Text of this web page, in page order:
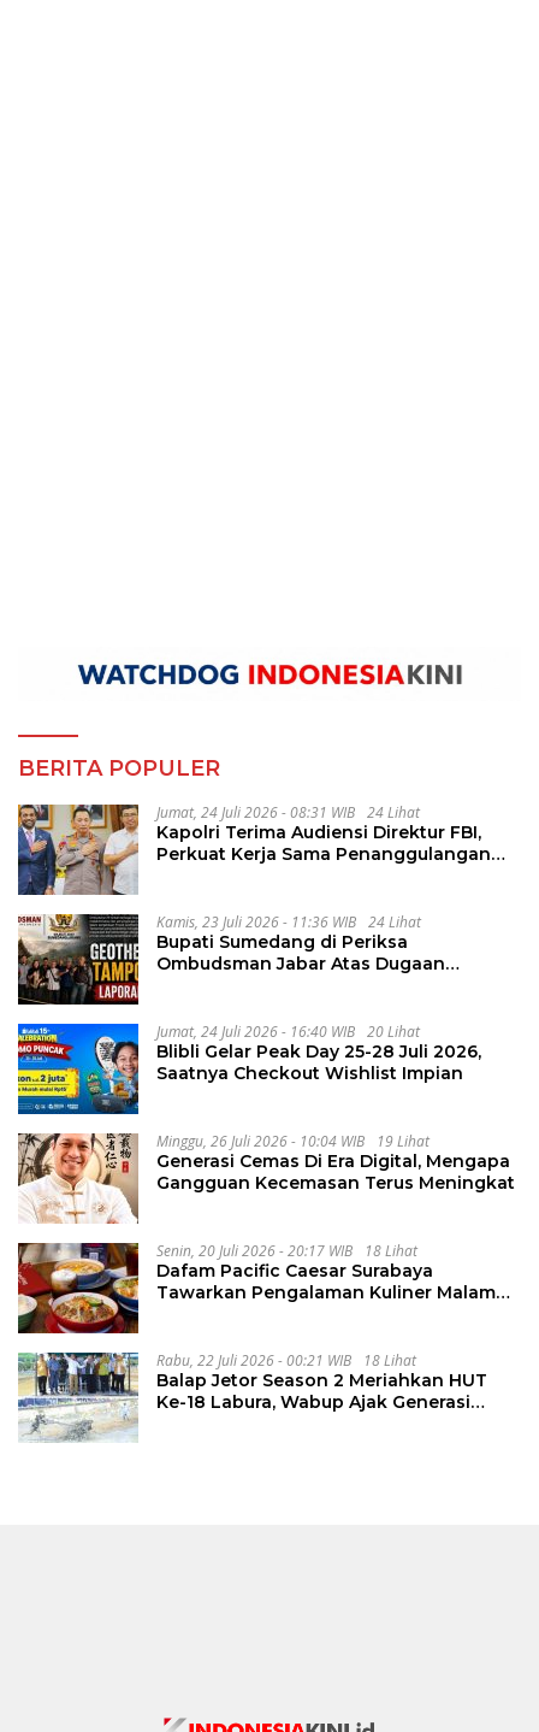
BERITA POPULER
Jumat, 24 Juli 2026 - 08:31 WIB 24 Lihat
Kapolri Terima Audiensi Direktur FBI,
Perkuat Kerja Sama Penanggulangan
Kamis, 23 Juli 2026 - 11:36 WIB 24 Lihat
Bupati Sumedang di Periksa
Ombudsman Jabar Atas Dugaan
Jumat, 24 Juli 2026 - 16:40 WIB 20 Lihat
Blibli Gelar Peak Day 25-28 Juli 2026,
Saatnya Checkout Wishlist Impian
Minggu, 26 Juli 2026 - 10:04 WIB 19 Lihat
Generasi Cemas Di Era Digital, Mengapa
Gangguan Kecemasan Terus Meningkat
Senin, 20 Juli 2026 - 20:17 WIB 18 Lihat
Dafam Pacific Caesar Surabaya
Tawarkan Pengalaman Kuliner Malam
Rabu, 22 Juli 2026 - 00:21 WIB 18 Lihat
Balap Jetor Season 2 Meriahkan HUT
Ke-18 Labura, Wabup Ajak Generasi